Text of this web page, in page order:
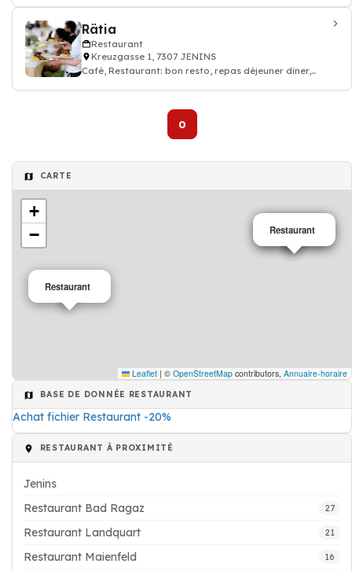
Rätia
Restaurant
Kreuzgasse 1, 7307 JENINS
Café, Restaurant: bon resto, repas déjeuner dîner,
0
CARTE
Restaurant
Café
Restaurant
+
−
Leaflet | © OpenStreetMap contributors, Annuaire-horaire
BASE DE DONNÉE RESTAURANT
Achat fichier Restaurant -20%
RESTAURANT À PROXIMITÉ
Jenins
Restaurant Bad Ragaz
27
Restaurant Landquart 21
Restaurant Maienfeld 16